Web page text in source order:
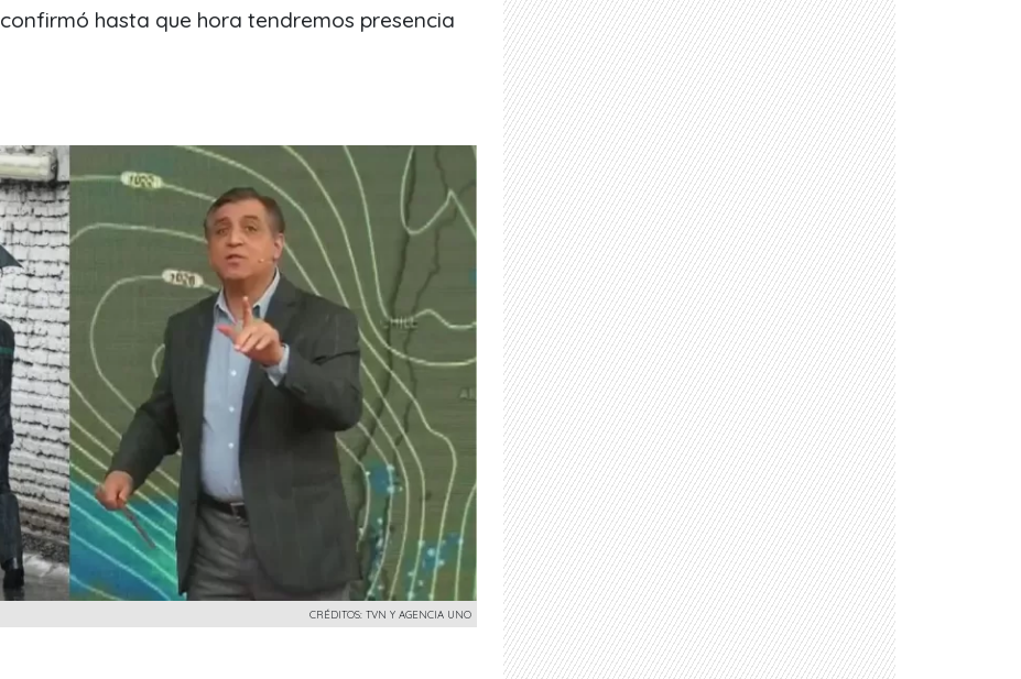
hasta que hora tendremos presencia
CRÉDITOS: TVN Y AGENCIA UNO